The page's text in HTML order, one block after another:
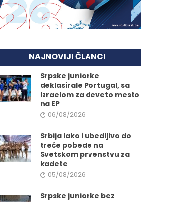
NAJNOVIJI ČLANCI
Srpske juniorke
deklasirale Portugal, sa
Izraelom za deveto mesto
na EP
06/08/2026
Srbija lako i ubedljivo do
treće pobede na
Svetskom prvenstvu za
kadete
05/08/2026
Srpske juniorke bez